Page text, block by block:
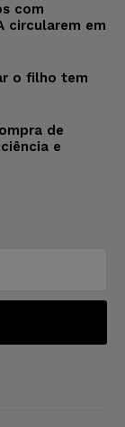
com
circularem em
o filho tem
de
e